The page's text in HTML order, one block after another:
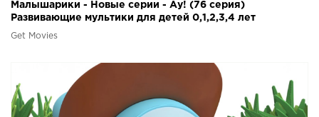
Малышарики - Новые серии - Ау! (76 серия)
Развивающие мультики для детей 0,1,2,3,4 лет
Get Movies